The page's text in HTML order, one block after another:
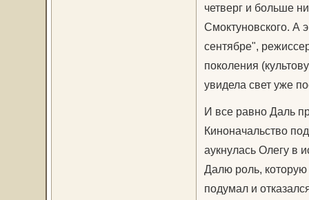
четверг и больше
Смоктуновского. А
сентябре",
поколения
увидела свет уже
И все равно Даль
Киноначальство
аукнулась Олегу в
Далю роль,
подумал и